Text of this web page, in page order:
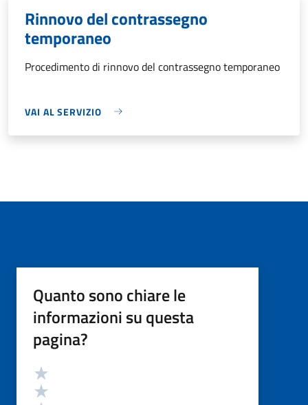
Rinnovo del contrassegno
temporaneo
Procedimento di rinnovo del contrassegno temporaneo
VAI AL SERVIZIO
Quanto sono chiare le
informazioni su questa
pagina?
Valutazione